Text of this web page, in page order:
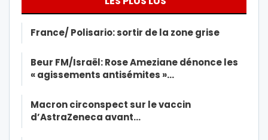
France/ Polisario: sortir de la zone grise
Beur FM/Israël: Rose Ameziane dénonce les
« agissements antisémites »…
Macron circonspect sur le vaccin
d’AstraZeneca avant…